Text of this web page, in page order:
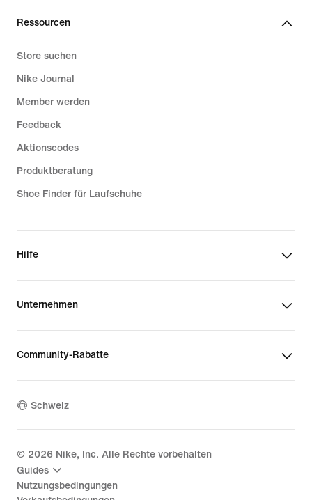
Ressourcen
Store suchen
Nike Journal
Member werden
Feedback
Aktionscodes
Produktberatung
Shoe Finder für Laufschuhe
Hilfe
Unternehmen
Community-Rabatte
Schweiz
© 2026 Nike, Inc. Alle Rechte vorbehalten
Guides
Nutzungsbedingungen